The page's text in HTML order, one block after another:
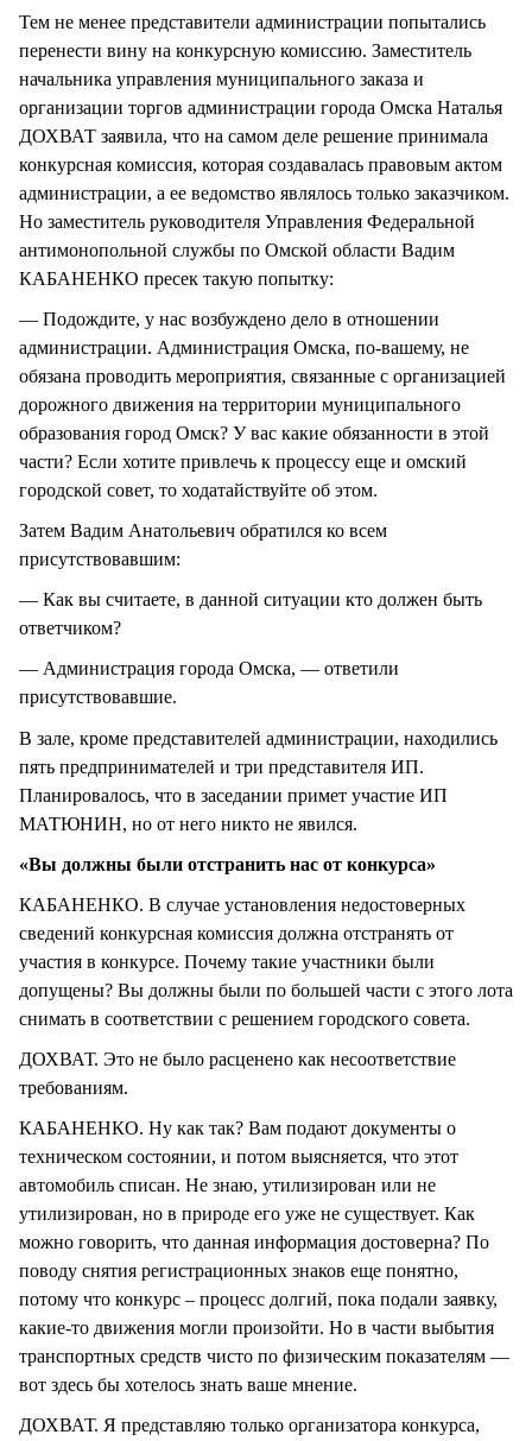
Тем не менее представители администрации попытались
перенести вину на конкурсную комиссию. Заместитель
начальника управления муниципального заказа и
организации торгов администрации города Омска Наталья
ДОХВАТ заявила, что на самом деле решение принимала
конкурсная комиссия, которая создавалась правовым актом
администрации, а ее ведомство являлось только заказчиком.
Но заместитель руководителя Управления Федеральной
антимонопольной службы по Омской области Вадим
КАБАНЕНКО пресек такую попытку:
— Подождите, у нас возбуждено дело в отношении
администрации. Администрация Омска, по-вашему, не
обязана проводить мероприятия, связанные с организацией
дорожного движения на территории муниципального
образования город Омск? У вас какие обязанности в этой
части? Если хотите привлечь к процессу еще и омский
городской совет, то ходатайствуйте об этом.
Затем Вадим Анатольевич обратился ко всем
присутствовавшим:
— Как вы считаете, в данной ситуации кто должен быть
ответчиком?
— Администрация города Омска, — ответили
присутствовавшие.
В зале, кроме представителей администрации, находились
пять предпринимателей и три представителя ИП.
Планировалось, что в заседании примет участие ИП
МАТЮНИН, но от него никто не явился.
«Вы должны были отстранить нас от конкурса»
КАБАНЕНКО. В случае установления недостоверных
сведений конкурсная комиссия должна отстранять от
участия в конкурсе. Почему такие участники были
допущены? Вы должны были по большей части с этого лота
снимать в соответствии с решением городского совета.
ДОХВАТ. Это не было расценено как несоответствие
требованиям.
КАБАНЕНКО. Ну как так? Вам подают документы о
техническом состоянии, и потом выясняется, что этот
автомобиль списан. Не знаю, утилизирован или не
утилизирован, но в природе его уже не существует. Как
можно говорить, что данная информация достоверна? По
поводу снятия регистрационных знаков еще понятно,
потому что конкурс – процесс долгий, пока подали заявку,
какие-то движения могли произойти. Но в части выбытия
транспортных средств чисто по физическим показателям —
вот здесь бы хотелось знать ваше мнение.
ДОХВАТ. Я представляю только организатора конкурса,